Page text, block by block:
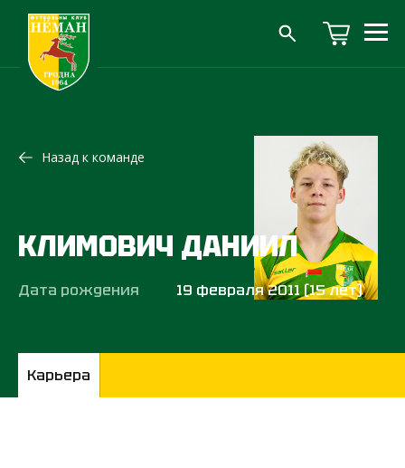
Назад к команде
КЛИМОВИЧ ДАНИИЛ
Дата рождения 19 февраля 2011 (15 лет)
Карьера